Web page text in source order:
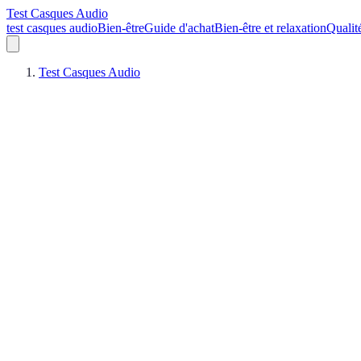
Test Casques Audio
test casques audioBien-êtreGuide d'achatBien-être et relaxation
Test Casques Audio